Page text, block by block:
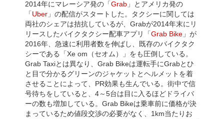
2014年にマレーシア発の「Grab 」とアメリカ発の
「Uber 」の配信がスタートした。タクシーに関しては
両社のシェアは拮抗しているが、Grabが2014年末にリ
リースしたバイクタクシー配車アプリ「Grab Bike 」が
2016年、急速に利用者数を伸ばし、既存のバイクタク
シーである「Xe om（セオム）」をも圧倒している。
Grab Taxiとは異なり、Grab Bikeは運転手にGrabとひ
と目で分かるグリーンのジャケットとヘルメットを着
させることによって、PR効果も生んでいる。街中で信
号待ちをしていると、4～5台は目に入るほどドライバ
ーの数も増加している。Grab Bikeは乗車前に価格が決
まっているため値段交渉の必要がなく、1km当たりお